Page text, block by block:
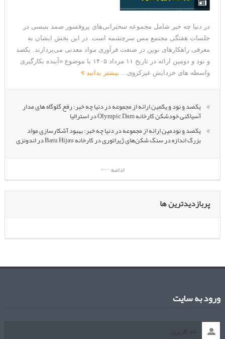
در دنیا چه خبر شامل مجموعه سخنرانی‌های پروفسور صمد بنیسی در
جلسات هفتگی مجتمع مس سرچشمه است. در این بخش ایشان به
معرفی راهکارهای نوین در صنعت فرآوری مواد معدنی می‌پردازند. یکصد
و نود و دومین ارائه در تاریخ ۱۱ مرداد ۱۴۰۵ با موضوع «آینده بکارگیری
واسطه های خردایش غیرکروی...
بیشتر بدانید
یکصد و نود و یکمین ارائه از مجموعه در دنیا چه خبر: رفع گلوگاه های مدار
آسیاکنی خودشکن کارخانه Olympic Dam در استرالیا
یکصد و نودمین ارائه از مجموعه در دنیا چه خبر: بهبود آشکارسازی مواد
بزرگ اندازه در سنگ شکن‌های ژیراتوری در کارخانه Batu Hijau در اندونزی
ادامه
پربازدیدترین ها
ورود به سایت